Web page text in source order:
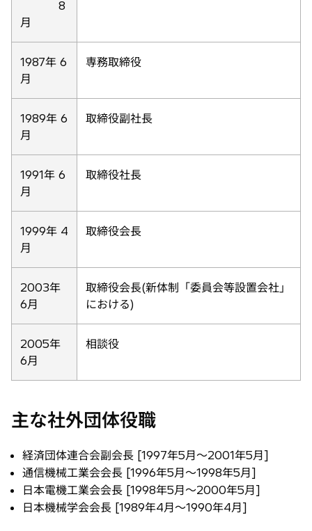
8
月
1987年 6
月
専務取締役
1989年 6
月
取締役副社長
1991年 6
月
取締役社長
1999年 4
月
取締役会長
2003年
6月
取締役会長(新体制「委員会等設置会社」
における)
2005年
6月
相談役
主な社外団体役職
経済団体連合会副会長 [1997年5月〜2001年5月]
通信機械工業会会長 [1996年5月〜1998年5月]
日本電機工業会会長 [1998年5月〜2000年5月]
日本機械学会会長 [1989年4月〜1990年4月]